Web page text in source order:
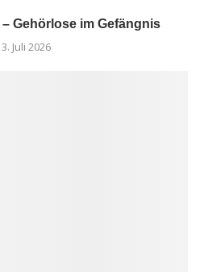
Gehörlose im Gefängnis
Juli 2026